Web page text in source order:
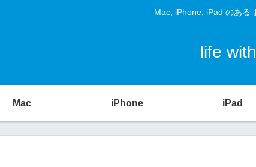
Mac, iPhone, iPad のある
life
Mac iPhone iPad